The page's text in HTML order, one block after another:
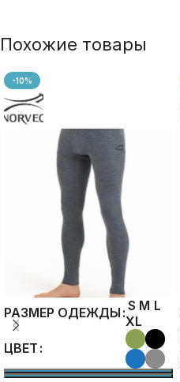
Похожие товары
-10%
РАЗМЕР ОДЕЖДЫ S M L
XL
ЦВЕТ